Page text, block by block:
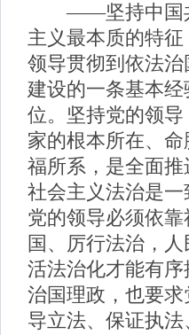
——坚持中国共
主义最本质的特
领导贯彻到依法
建设的一条基本
位。坚持党的领
家的根本所在、
福所系，是全面
社会主义法治是
党的领导必须依
国、厉行法治，
活法治化才能有
治国理政，也要
导立法、保证执